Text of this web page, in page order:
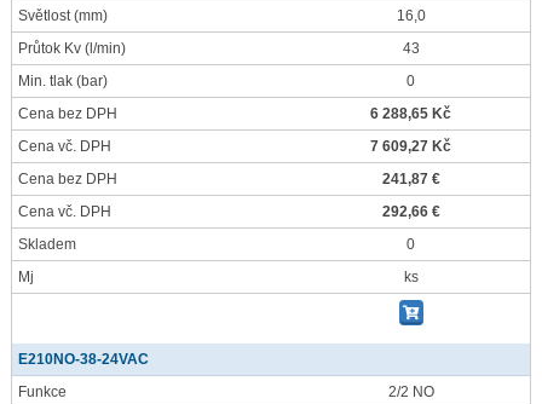
Světlost(mm)
16,0
Průtok Kv (l/min)
43
Min. tlak (bar)
0
Cena bez DPH
6 288,65 Kč
Cena vč. DPH
7 609,27 Kč
Cena bez DPH
241,87 €
Cena vč. DPH
292,66 €
Skladem
0
Mj
ks
E210NO-38-24VAC
Funkce
2/2 NO